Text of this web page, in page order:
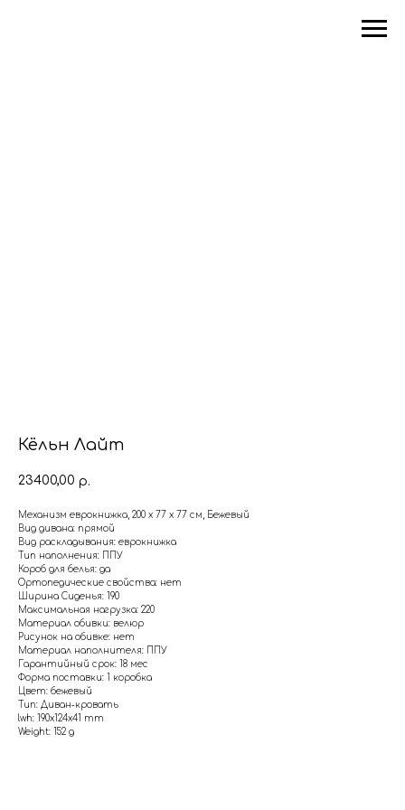
Кёльн Лайт
23400,00 р.
Механизм еврокнижка, 200 х 77 х 77 см, Бежевый
Вид дивана: прямой
Вид раскладывания: еврокнижка
Тип наполнения: ППУ
Короб для белья: да
Ортопедические свойства: нет
Ширина Сиденья: 190
Максимальная нагрузка: 220
Материал обивки: велюр
Рисунок на обивке: нет
Материал наполнителя: ППУ
Гарантийный срок: 18 мес
Форма поставки: 1 коробка
Цвет: бежевый
Тип: Диван-кровать
lwh: 190x124x41 mm
Weight: 152 g